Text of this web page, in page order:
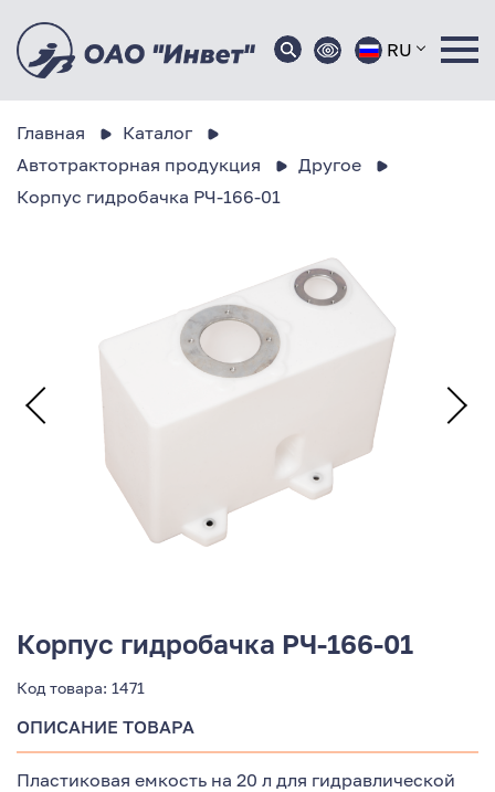
RU
Главная
Каталог
Автотракторная продукция
Другое
Корпус гидробачка РЧ-166-01
Корпус гидробачка РЧ-166-01
Код товара: 1471
ОПИСАНИЕ ТОВАРА
Пластиковая емкость на 20 л для гидравлической